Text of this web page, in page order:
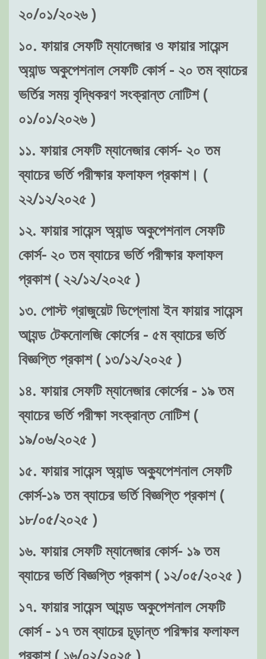
২০/০১/২০২৬ )
১০. ফায়ার সেফটি ম্যানেজার ও ফায়ার সায়েন্স
অ্যান্ড অকুপেশনাল সেফটি কোর্স - ২০ তম ব্যাচের
ভর্তির সময় বৃদ্ধিকরণ সংক্রান্ত নোটিশ (
০১/০১/২০২৬ )
১১. ফায়ার সেফটি ম্যানেজার কোর্স- ২০ তম
ব্যাচের ভর্তি পরীক্ষার ফলাফল প্রকাশ। (
২২/১২/২০২৫ )
১২. ফায়ার সায়েন্স অ্যান্ড অকুপেশনাল সেফটি
কোর্স- ২০ তম ব্যাচের ভর্তি পরীক্ষার ফলাফল
প্রকাশ ( ২২/১২/২০২৫ )
১৩. পোস্ট গ্রাজুয়েট ডিপ্লোমা ইন ফায়ার সায়েন্স
আ্যন্ড টেকনোলজি কোর্সের - ৫ম ব্যাচের ভর্তি
বিজ্ঞপ্তি প্রকাশ ( ১৩/১২/২০২৫ )
১৪. ফায়ার সেফটি ম্যানেজার কোর্সের - ১৯ তম
ব্যাচের ভর্তি পরীক্ষা সংক্রান্ত নোটিশ (
১৯/০৬/২০২৫ )
১৫. ফায়ার সায়েন্স অ্যান্ড অক্যুপেশনাল সেফটি
কোর্স-১৯ তম ব্যাচের ভর্তি বিজ্ঞপ্তি প্রকাশ (
১৮/০৫/২০২৫ )
১৬. ফায়ার সেফটি ম্যানেজার কোর্স- ১৯ তম
ব্যাচের ভর্তি বিজ্ঞপ্তি প্রকাশ ( ১২/০৫/২০২৫ )
১৭. ফায়ার সায়েন্স আ্যন্ড অকুপেশনাল সেফটি
কোর্স - ১৭ তম ব্যাচের চূড়ান্ত পরিক্ষার ফলাফল
প্রকাশ ( ১৬/০২/২০২৫ )